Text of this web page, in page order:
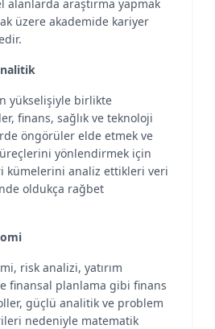
alanlarda araştırma yapmak
üzere akademide kariyer
yükselişiyle birlikte
finans, sağlık ve teknoloji
öngörüler elde etmek ve
yönlendirmek için
kümelerini analiz ettikleri veri
oldukça rağbet
risk analizi, yatırım
finansal planlama gibi finans
güçlü analitik ve problem
nedeniyle matematik